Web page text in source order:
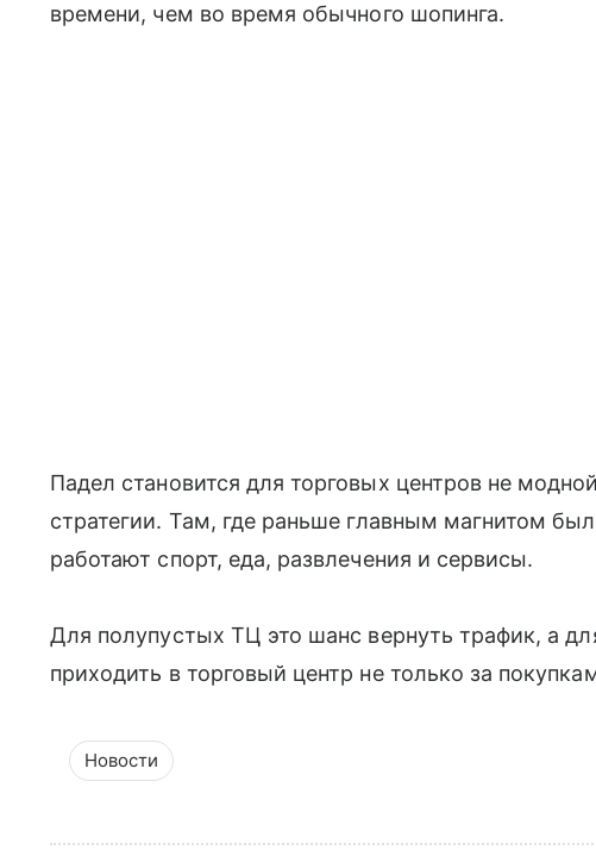
времени, чем во время обычного шопинга.
Падел становится для торговых центров не
стратегии. Там, где раньше главным магнитом
работают спорт, еда, развлечения и сервисы.
Для полупустых ТЦ это шанс вернуть трафик, а
приходить в торговый центр не только за
Новости